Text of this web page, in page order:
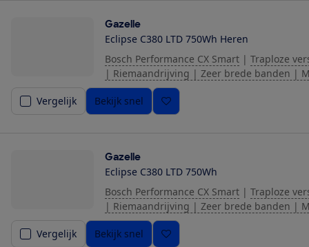
Gazelle
Eclipse C380 LTD 750Wh Heren
Bosch Performance CX Smart | Traploze
| Riemaandrijving | Zeer brede banden |
Vergelijk Bekijk snel
Gazelle
Eclipse C380 LTD 750Wh
Bosch Performance CX Smart | Traploze
| Riemaandrijving | Zeer brede banden |
Vergelijk Bekijk snel